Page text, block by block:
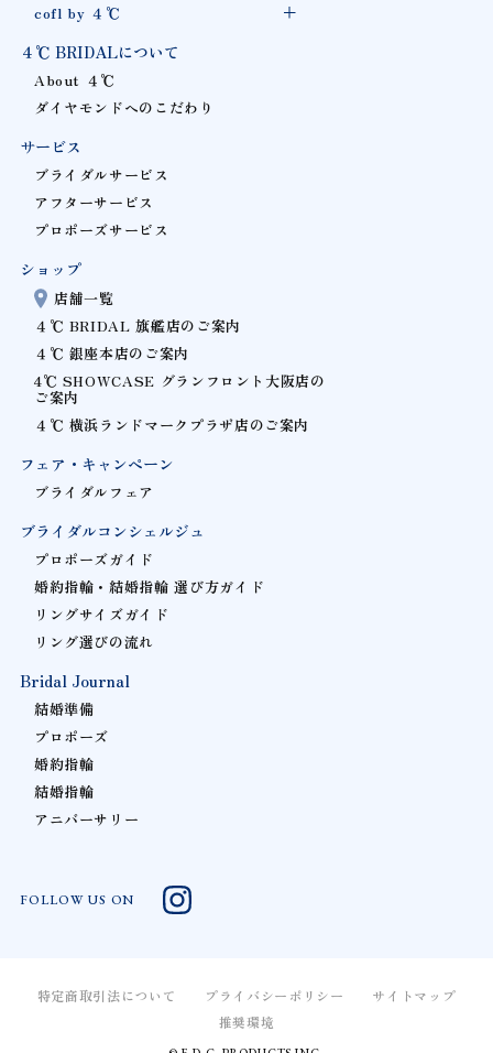
cofl by ４℃
４℃ BRIDALについて
About ４℃
ダイヤモンドへのこだわり
サービス
ブライダルサービス
アフターサービス
プロポーズサービス
ショップ
店舗一覧
４℃ BRIDAL 旗艦店のご案内
４℃ 銀座本店のご案内
4℃ SHOWCASE グランフロント大阪店の
ご案内
４℃ 横浜ランドマークプラザ店のご案内
フェア・キャンペーン
ブライダルフェア
ブライダルコンシェルジュ
プロポーズガイド
婚約指輪・結婚指輪 選び方ガイド
リングサイズガイド
リング選びの流れ
Bridal Journal
結婚準備
プロポーズ
婚約指輪
結婚指輪
アニバーサリー
FOLLOW US ON
特定商取引法について プライバシーポリシー
サイトマップ
推奨環境